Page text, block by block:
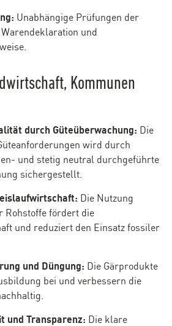
Unabhängige Prüfungen der
und
Kommunen
durch Güteüberwachung: Die
wird durch
und stetig neutral durchgeführte
sichergestellt.
Die Nutzung
Rohstoffe fördert die
und reduziert den Einsatz fossiler
und Düngung: Die Gärprodukte
bei und verbessern die
und Transparenz: Die klare